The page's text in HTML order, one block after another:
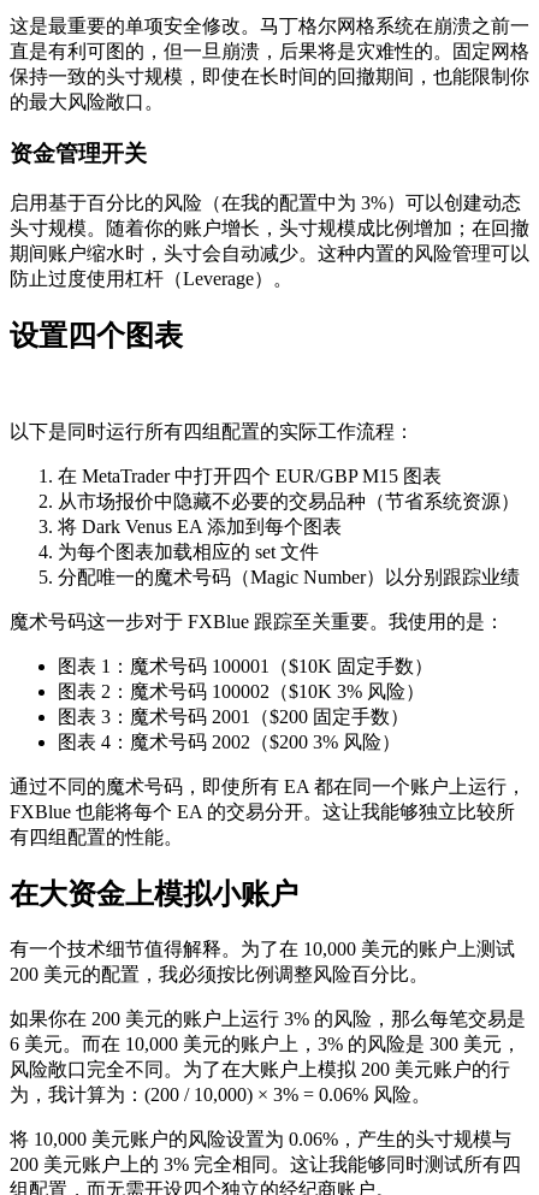
这是最重要的单项安全修改。马丁格尔网格系统在崩溃之前一
直是有利可图的，但一旦崩溃，后果将是灾难性的。固定网格
保持一致的头寸规模，即使在长时间的回撤期间，也能限制你
的最大风险敞口。
资金管理开关
启用基于百分比的风险（在我的配置中为 3%）可以创建动态
头寸规模。随着你的账户增长，头寸规模成比例增加；在回撤
期间账户缩水时，头寸会自动减少。这种内置的风险管理可以
防止过度使用杠杆（Leverage）。
设置四个图表
以下是同时运行所有四组配置的实际工作流程：
在 MetaTrader 中打开四个 EUR/GBP M15 图表
从市场报价中隐藏不必要的交易品种（节省系统资源）
将 Dark Venus EA 添加到每个图表
为每个图表加载相应的 set 文件
分配唯一的魔术号码（Magic Number）以分别跟踪业绩
魔术号码这一步对于 FXBlue 跟踪至关重要。我使用的是：
图表 1：魔术号码 100001（$10K 固定手数）
图表 2：魔术号码 100002（$10K 3% 风险）
图表 3：魔术号码 2001（$200 固定手数）
图表 4：魔术号码 2002（$200 3% 风险）
通过不同的魔术号码，即使所有 EA 都在同一个账户上运行，
FXBlue 也能将每个 EA 的交易分开。这让我能够独立比较所
有四组配置的性能。
在大资金上模拟小账户
有一个技术细节值得解释。为了在 10,000 美元的账户上测试
200 美元的配置，我必须按比例调整风险百分比。
如果你在 200 美元的账户上运行 3% 的风险，那么每笔交易是
6 美元。而在 10,000 美元的账户上，3% 的风险是 300 美元，
风险敞口完全不同。为了在大账户上模拟 200 美元账户的行
为，我计算为：(200 / 10,000) × 3% = 0.06% 风险。
将 10,000 美元账户的风险设置为 0.06%，产生的头寸规模与
200 美元账户上的 3% 完全相同。这让我能够同时测试所有四
组配置，而无需开设四个独立的经纪商账户。